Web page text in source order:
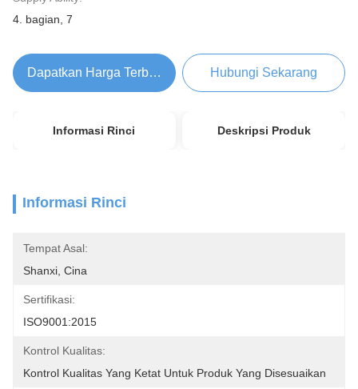
4. bagian, 7
Dapatkan Harga Terbaik Hubungi Sekarang
Informasi Rinci Deskripsi Produk
Informasi Rinci
Tempat Asal:
Shanxi, Cina
Sertifikasi:
ISO9001:2015
Kontrol Kualitas:
Kontrol Kualitas Yang Ketat Untuk Produk Yang Disesuaikan